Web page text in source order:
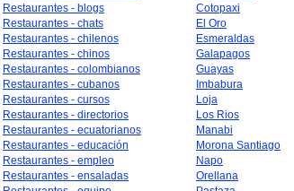
Restaurantes - blogs
Restaurantes - chats
Restaurantes - chilenos
Restaurantes - chinos
Restaurantes - colombianos
Restaurantes - cubanos
Restaurantes - cursos
Restaurantes - directorios
Restaurantes - ecuatorianos
Restaurantes - educación
Restaurantes - empleo
Restaurantes - ensaladas
Cotopaxi
El Oro
Esmeraldas
Galapagos
Guayas
Imbabura
Loja
Los Rios
Manabi
Morona Santiago
Napo
Orellana